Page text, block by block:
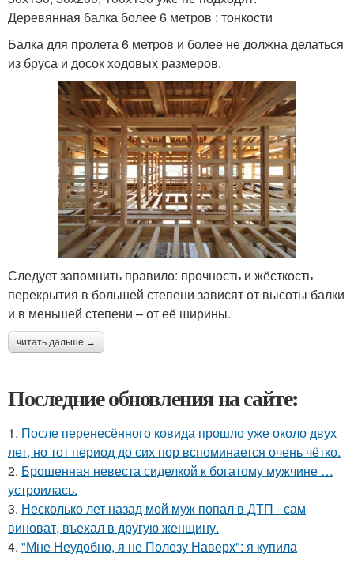
Деревянная балка более 6 метров : тонкости
Балка для пролета 6 метров и более не должна делаться
из бруса и досок ходовых размеров.
Следует запомнить правило: прочность и жёсткость
перекрытия в большей степени зависят от высоты балки
и в меньшей степени – от её ширины.
читать дальше →
Последние обновления на сайте:
1. После перенесённого ковида прошло уже около двух
лет, но тот период до сих пор вспоминается очень чётко.
2. Брошенная невеста сиделкой к богатому мужчине …
устроилась.
3. Несколько лет назад мой муж попал в ДТП - сам
виноват, въехал в другую женщину.
4. "Мне Неудобно, я не Полезу Наверх": я купила